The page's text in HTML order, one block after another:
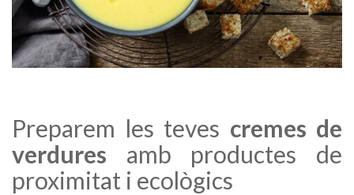
Preparem les teves cremes de
verdures amb productes de
proximitat i ecològics